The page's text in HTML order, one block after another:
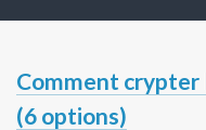
Comment
(6 options)